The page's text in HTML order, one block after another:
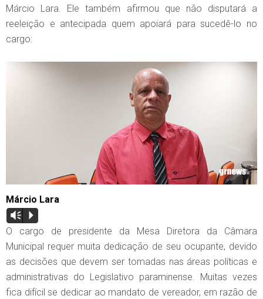
Márcio Lara. Ele também afirmou que não disputará a
reeleição e antecipada quem apoiará para sucedê-lo no
cargo:
Márcio Lara
Vm P
O cargo de presidente da Mesa Diretora da Câmara
Municipal requer muita dedicação de seu ocupante, devido
as decisões que devem ser tomadas nas áreas políticas e
administrativas do Legislativo paraminense. Muitas vezes
fica difícil se dedicar ao mandato de vereador, em razão de